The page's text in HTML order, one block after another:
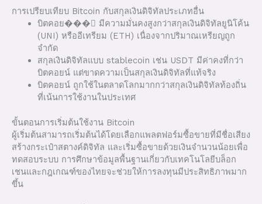
การเปรียบเทียบ Bitcoin กับสกุลเงินดิจิทัลประเภทอื่น
บิตคอย���์ มีความมั่นคงสูงกว่าสกุลเงินดิจิทัลยูนิโค้น
(UNI) หรืออีเทรียม (ETH) เนื่องจากปริมาณเหรียญถูก
จำกัด
สกุลเงินดิจิทัลแบบ stablecoin เช่น USDT มีค่าคงที่กว่า
บิตคอยน์ แต่ขาดความเป็นสกุลเงินดิจิทัลที่แท้จริง
บิตคอยน์ ถูกใช้ในตลาดโลกมากกว่าสกุลเงินดิจิทัลท้องถิ่น
ที่เน้นการใช้งานในประเทศ
ขั้นตอนการเริ่มต้นใช้งาน Bitcoin
ผู้เริ่มต้นสามารถเริ่มต้นได้โดยเลือกแพลตฟอร์มซื้อขายที่มีชื่อเสียง
สร้างกระเป๋าสตางค์ดิจิทัล และเริ่มซื้อขายด้วยเงินจำนวนน้อยเพื่อ
ทดสอบระบบ การศึกษาข้อมูลพื้นฐานเกี่ยวกับเทคโนโลยีบล็อก
เชนและกฎเกณฑ์ของไทยจะช่วยให้การลงทุนมีประสิทธิภาพมาก
ขึ้น